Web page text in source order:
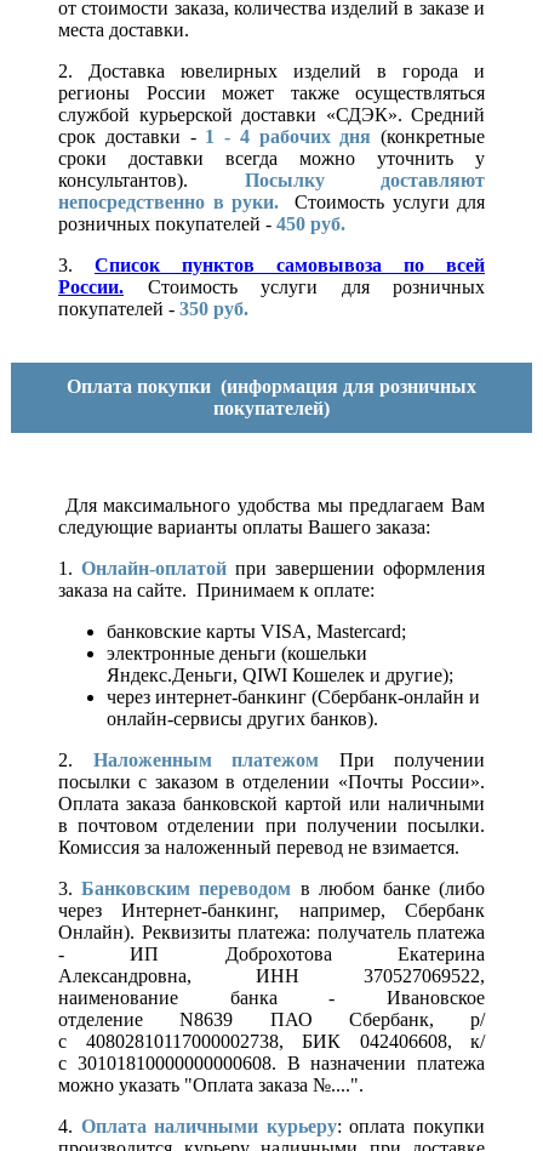
от стоимости заказа, количества изделий в заказе и
места доставки.
2. Доставка ювелирных изделий в города и
регионы России может также осуществляться
службой курьерской доставки «СДЭК». Средний
срок доставки - 1 - 4 рабочих дня (конкретные
сроки доставки всегда можно уточнить у
консультантов). Посылку доставляют
непосредственно в руки.
Стоимость услуги для
розничных покупателей - 450 руб.
3. Список пунктов самовывоза по всей
России.
Стоимость услуги для розничных
покупателей - 350 руб.
Оплата покупки (информация для розничных
покупателей)
Для максимального удобства мы предлагаем Вам
следующие варианты оплаты Вашего заказа:
1. Онлайн-оплатой при завершении оформления
заказа на сайте. Принимаем к оплате:
банковские карты VISA, Mastercard;
электронные деньги (кошельки
Яндекс.Деньги, QIWI Кошелек и другие);
через интернет-банкинг (Сбербанк-онлайн и
онлайн-сервисы других банков).
2. Наложенным платежом При получении
посылки с заказом в отделении «Почты России».
Оплата заказа банковской картой или наличными
в почтовом отделении при получении посылки.
Комиссия за наложенный перевод не взимается.
3.Банковским переводом в любом банке (либо
через Интернет-банкинг, например, Сбербанк
Онлайн). Реквизиты платежа: получатель платежа
- ИП Доброхотова Екатерина
Александровна, ИНН 370527069522,
наименование банка - Ивановское
отделение N8639 ПАО Сбербанк, р/
с 40802810117000002738, БИК 042406608, к/
с 30101810000000000608. В назначении платежа
можно указать "Оплата заказа №....".
4. Оплата наличными курьеру: оплата покупки